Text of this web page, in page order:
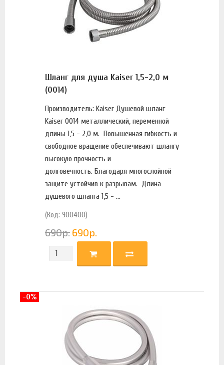
Шланг для душа Kaiser 1,5-2,0 м
(0014)
Производитель: Kaiser Душевой шланг
Kaiser 0014 металлический, переменной
длины 1,5 - 2,0 м. Повышенная гибкость и
свободное вращение обеспечивают шлангу
высокую прочность и
долговечность. Благодаря многослойной
защите устойчив к разрывам. Длина
душевого шланга 1,5 - ...
(Код: 900400)
690р. 690р.
-0%